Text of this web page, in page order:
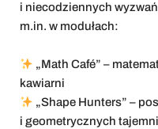
i niecodziennych
m.in. w modułach:
„Math Café” –
kawiarni
„Shape Hunters” –
i geometrycznych